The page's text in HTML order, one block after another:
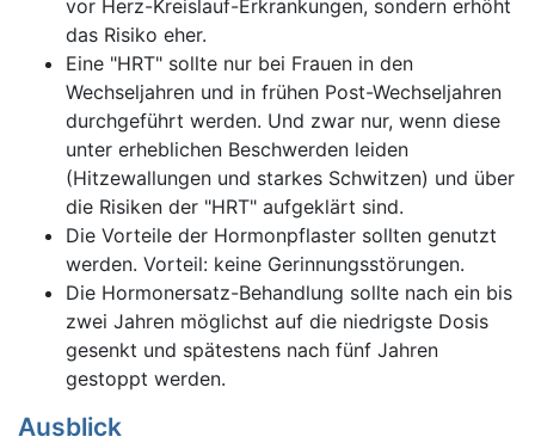
vor Herz-Kreislauf-Erkrankungen, sondern erhöht
das Risiko eher.
Eine "HRT" sollte nur bei Frauen in den
Wechseljahren und in frühen Post-Wechseljahren
durchgeführt werden. Und zwar nur, wenn diese
unter erheblichen Beschwerden leiden
(Hitzewallungen und starkes Schwitzen) und über
die Risiken der "HRT" aufgeklärt sind.
Die Vorteile der Hormonpflaster sollten genutzt
werden. Vorteil: keine Gerinnungsstörungen.
Die Hormonersatz-Behandlung sollte nach ein bis
zwei Jahren möglichst auf die niedrigste Dosis
gesenkt und spätestens nach fünf Jahren
gestoppt werden.
Ausblick